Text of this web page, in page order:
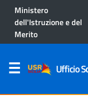
Ministero
dell'Istruzione e del
Merito
Ufficio